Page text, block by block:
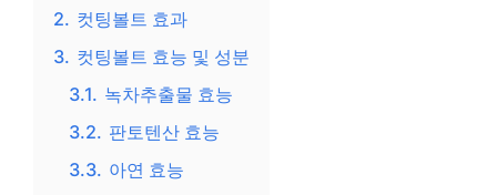
2. 컷팅볼트 효과
3. 컷팅볼트 효능 및 성분
3.1. 녹차추출물 효능
3.2. 판토텐산 효능
3.3. 아연 효능